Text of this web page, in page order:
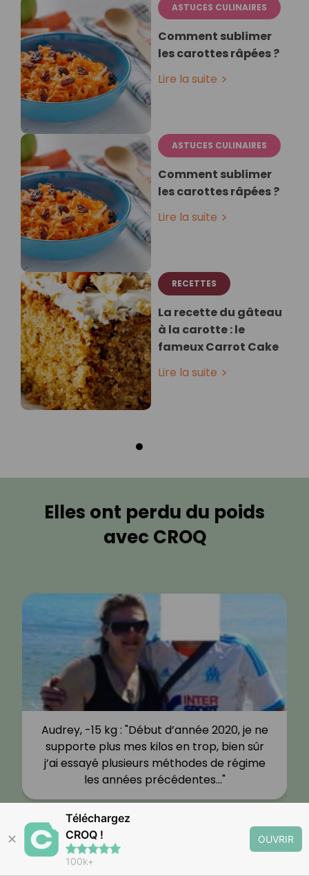
ASTUCES CULINAIRES
Comment sublimer
les carottes râpées ?
Lire la suite
ASTUCES CULINAIRES
Comment sublimer
les carottes râpées ?
Lire la suite
RECETTES
La recette du gâteau
à la carotte : le
fameux Carrot Cake
Lire la suite
Elles ont perdu du poids
avec CROQ
Audrey, -15 kg : "Début d’année 2020, je ne
supporte plus mes kilos en trop, bien sûr
j’ai essayé plusieurs méthodes de régime
les années précédentes…"
✕
Téléchargez
CROQ !
100k+
OUVRIR